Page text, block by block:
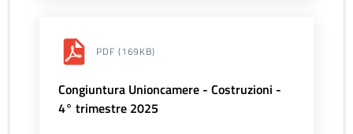
PDF (169KB)
Congiuntura Unioncamere - Costruzioni -
4° trimestre 2025